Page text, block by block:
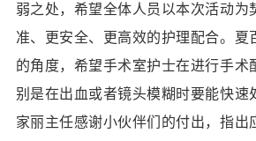
弱之处，希望全体人员以本次活动为
准、更安全、更高效的护理配合。夏
的角度，希望手术室护士在进行手术
别是在出血或者镜头模糊时要能快速
家丽主任感谢小伙伴们的付出，指出